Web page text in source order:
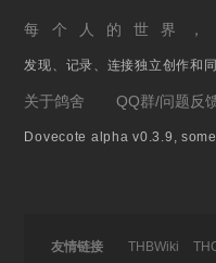
每个人的世界
发现、记录、连接独立创作和同
关于鸽舍 QQ群/问题反
Dovecote alpha v0.3.9,
友情链接 THBWiki